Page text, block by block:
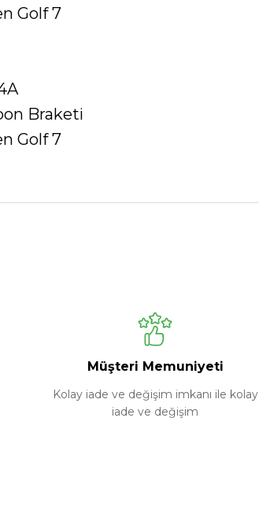
Golf 7
Braketi
Golf 7
Müşteri Memuniyeti
Kolay iade ve değişim imkanı ile kolay
iade ve değişim